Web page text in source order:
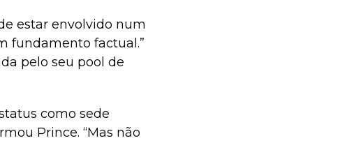
estar envolvido num
fundamento factual.”
pelo seu pool de
como sede
Prince. “Mas não